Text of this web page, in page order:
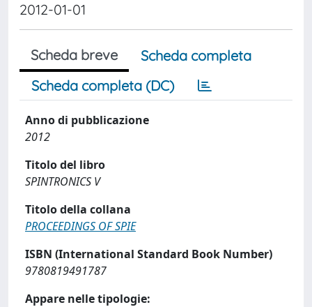
2012-01-01
Scheda breve
Scheda completa
Scheda completa (DC)
Anno di pubblicazione
2012
Titolo del libro
SPINTRONICS V
Titolo della collana
PROCEEDINGS OF SPIE
ISBN (International Standard Book Number)
9780819491787
Appare nelle tipologie: